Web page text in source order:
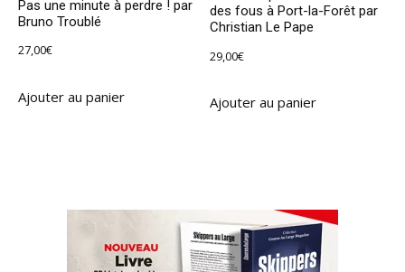
Pas une minute à perdre ! par
Bruno Troublé
27,00€
Ajouter au panier
des fous à Port-la-Forêt par
Christian Le Pape
29,00€
Ajouter au panier